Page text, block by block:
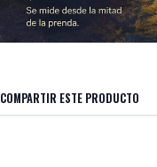
COMPARTIR ESTE PRODUCTO